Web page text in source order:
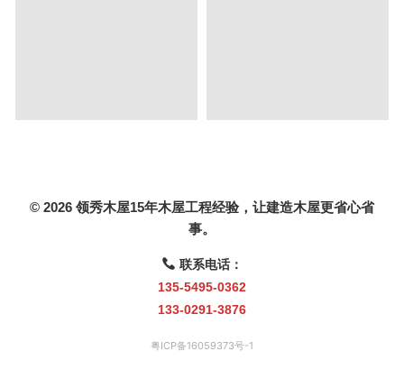
© 2026 领秀木屋15年木屋工程经验，让建造木屋更省心省
事。
联系电话：
135-5495-0362
133-0291-3876
粤ICP备16059373号-1